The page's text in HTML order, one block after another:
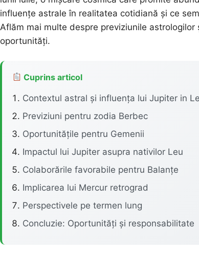
influențe astrale în realitatea cotidiană și ce
Aflăm mai multe despre previziunile
oportunități.
Cuprins articol
Contextul astral și influența lui Jupiter in
Previziuni pentru zodia Berbec
Oportunitățile pentru Gemenii
Impactul lui Jupiter asupra nativilor Leu
Colaborările favorabile pentru Balanțe
Implicarea lui Mercur retrograd
Perspectivele pe termen lung
Concluzie: Oportunități și responsabilitate